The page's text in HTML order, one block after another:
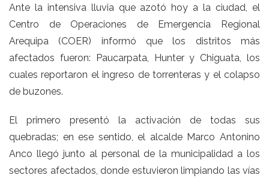
Ante la intensiva lluvia que azotó hoy a la ciudad, el
Centro de Operaciones de Emergencia Regional
Arequipa (COER) informó que los distritos más
afectados fueron: Paucarpata, Hunter y Chiguata, los
cuales reportaron el ingreso de torrenteras y el colapso
de buzones.
El primero presentó la activación de todas sus
quebradas; en ese sentido, el alcalde Marco Antonino
Anco llegó junto al personal de la municipalidad a los
sectores afectados, donde estuvieron limpiando las vías